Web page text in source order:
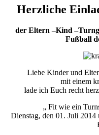
Herzliche
der Eltern –Kind
Fußball
Liebe Kinder und
mit einem
lade ich Euch recht
„ Fit wie ein
Dienstag, den 01. Juli